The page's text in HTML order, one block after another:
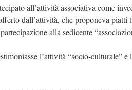
all’attività associativa come
dall’attività, che proponeva piatti
alla sedicente
l’attività “socio-culturale” e